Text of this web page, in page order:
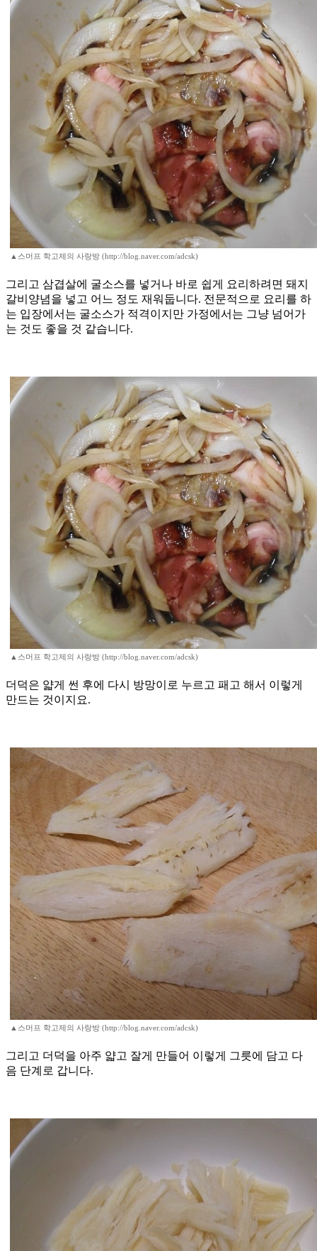
▲스머프 학고제의 사랑방 (http://blog.naver.com/adcsk)
그리고 삼겹살에 굴소스를 넣거나 바로 쉽게 요리하려면 돼지
갈비양념을 넣고 어느 정도 재워둡니다. 전문적으로 요리를 하
는 입장에서는 굴소스가 적격이지만 가정에서는 그냥 넘어가
는 것도 좋을 것 같습니다.
▲스머프 학고제의 사랑방 (http://blog.naver.com/adcsk)
더덕은 얇게 썬 후에 다시 방망이로 누르고 패고 해서 이렇게
만드는 것이지요.
▲스머프 학고제의 사랑방 (http://blog.naver.com/adcsk)
그리고 더덕을 아주 얇고 잘게 만들어 이렇게 그릇에 담고 다
음 단계로 갑니다.